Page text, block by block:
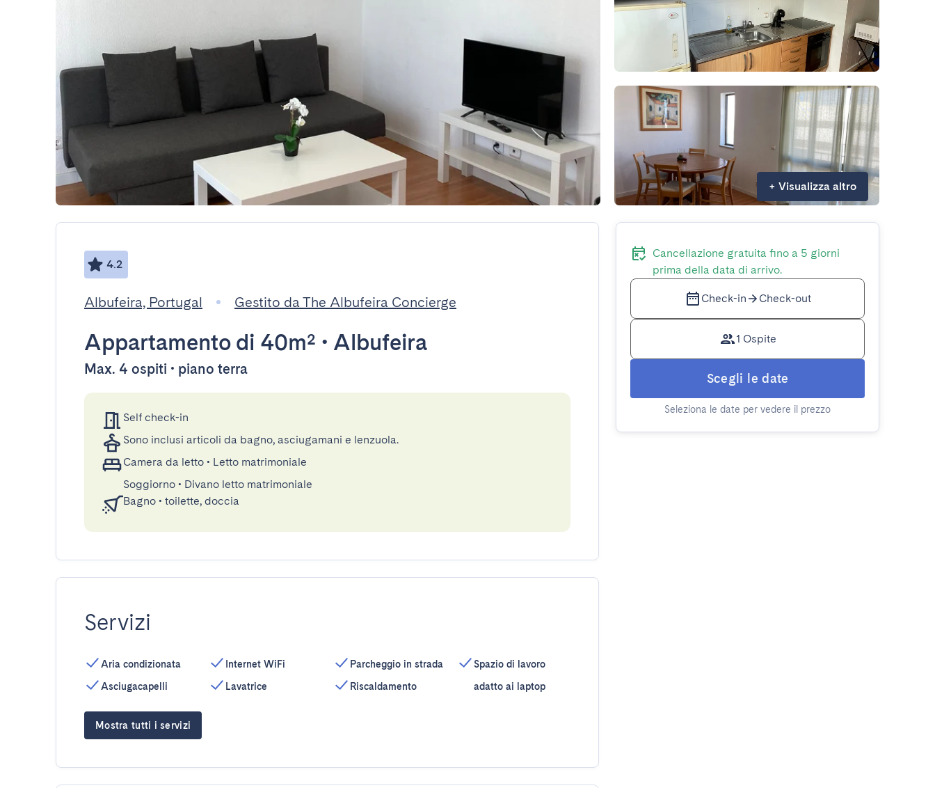
+ Visualizza altro
4.2
Albufeira, Portugal Gestito da The Albufeira Concierge
Appartamento di 40m² • Albufeira
Max. 4 ospiti • piano terra
Self check-in
Sono inclusi articoli da bagno, asciugamani e lenzuola.
Camera da letto • Letto matrimoniale
Soggiorno • Divano letto matrimoniale
Bagno • toilette, doccia
Servizi
Aria condizionata
Asciugacapelli
Internet WiFi
Lavatrice
Parcheggio in strada
Riscaldamento
Spazio di lavoro
adatto ai laptop
Mostra tutti i servizi
Cancellazione gratuita fino a 5 giorni
prima della data di arrivo.
Check-in Check-out
1 Ospite
Scegli le date
Seleziona le date per vedere il prezzo